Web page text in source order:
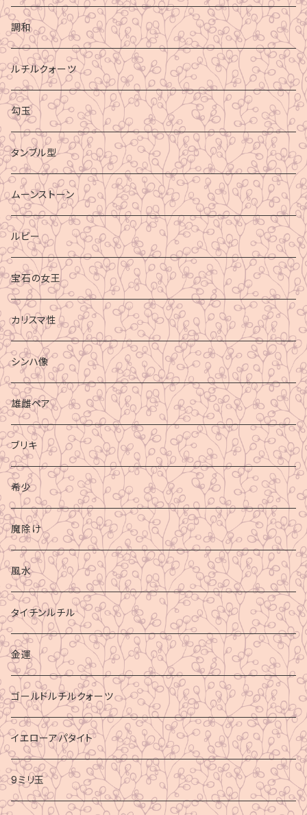
調和
ルチルクォーツ
勾玉
タンブル型
ムーンストーン
ルビー
宝石の女王
カリスマ性
シンハ像
雄雌ペア
ブリキ
希少
魔除け
風水
タイチンルチル
金運
ゴールドルチルクォーツ
イエローアパタイト
9ミリ玉